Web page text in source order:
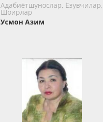
Адабиётшунослар, Ёзувчилар,
Шоирлар
Усмон Азим